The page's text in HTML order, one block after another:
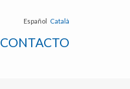
Español Català
CONTACTO